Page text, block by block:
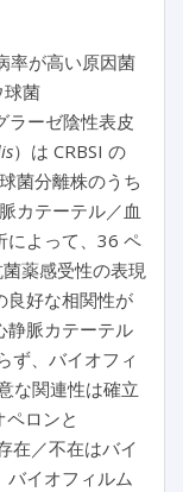
率が高い原因菌
菌
ラーゼ陰性表皮
）は CRBSI の
菌分離株のうち
カテーテル／血
によって、36 ペ
薬感受性の表現
良好な相関性が
静脈カテーテル
ず、バイオフィ
な関連性は確立
ペロンと
在／不在はバイ
バイオフィルム